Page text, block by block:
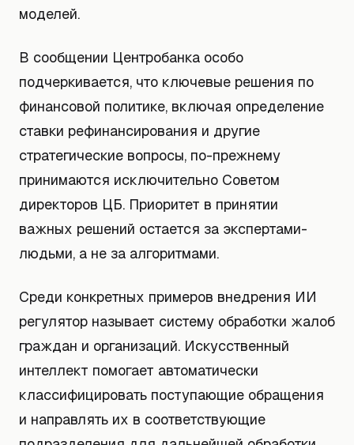
моделей.
В сообщении Центробанка особо
подчеркивается, что ключевые решения по
финансовой политике, включая определение
ставки рефинансирования и другие
стратегические вопросы, по-прежнему
принимаются исключительно Советом
директоров ЦБ. Приоритет в принятии
важных решений остается за экспертами-
людьми, а не за алгоритмами.
Среди конкретных примеров внедрения ИИ
регулятор называет систему обработки жалоб
граждан и организаций. Искусственный
интеллект помогает автоматически
классифицировать поступающие обращения
и направлять их в соответствующие